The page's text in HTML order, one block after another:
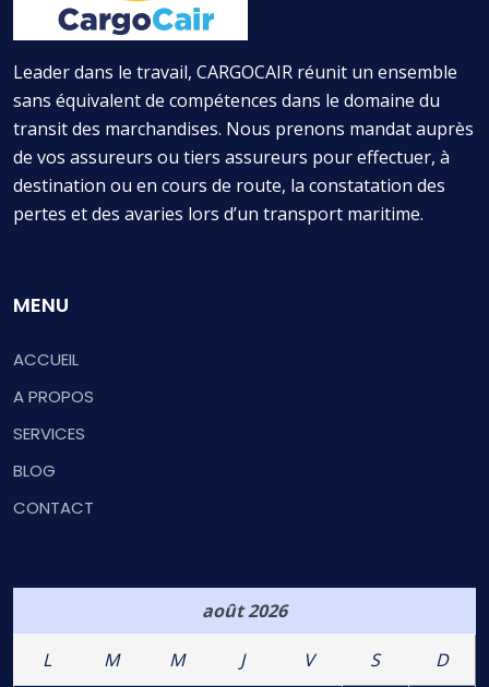
Leader dans le travail, CARGOCAIR réunit un ensemble
sans équivalent de compétences dans le domaine du
transit des marchandises. Nous prenons mandat auprès
de vos assureurs ou tiers assureurs pour effectuer, à
destination ou en cours de route, la constatation des
pertes et des avaries lors d’un transport maritime.
MENU
ACCUEIL
A PROPOS
SERVICES
BLOG
CONTACT
août 2026
L M M J V S
D